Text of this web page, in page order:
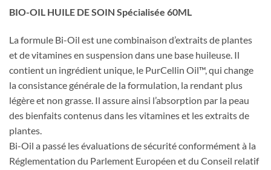
BIO-OIL HUILE DE SOIN Spécialisée 60ML
La formule Bi-Oil est une combinaison d’extraits de plantes
et de vitamines en suspension dans une base huileuse. Il
contient un ingrédient unique, le PurCellin Oil™, qui change
la consistance générale de la formulation, la rendant plus
légère et non grasse. Il assure ainsi l’absorption par la peau
des bienfaits contenus dans les vitamines et les extraits de
plantes.
Bi-Oil a passé les évaluations de sécurité conformément à la
Réglementation du Parlement Européen et du Conseil relatif